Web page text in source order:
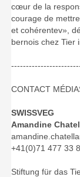
cœur de la
courage de
et cohérentev»,
bernois chez Tier
CONTACT
SWISSVEG
Amandine
+41(0)71 477 33
Stiftung für das